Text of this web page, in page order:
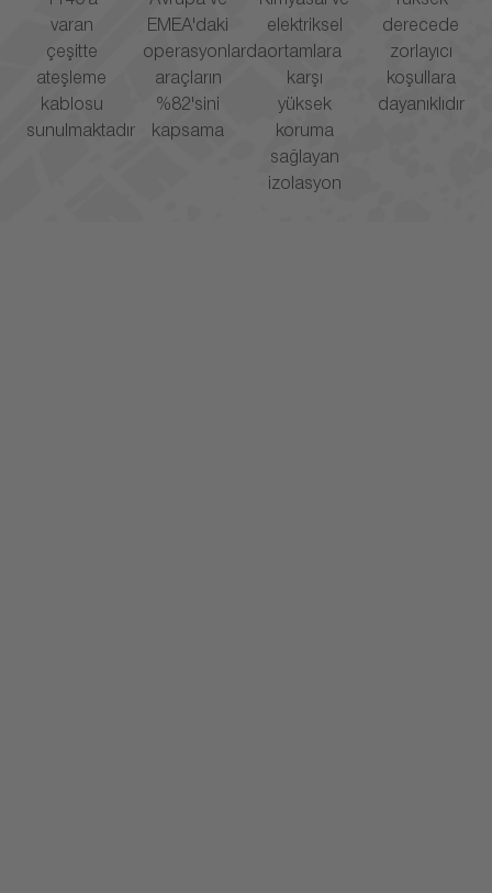
varan
çeşitte
ateşleme
kablosu
sunulmaktadır
EMEA'daki
operasyonlarda
araçların
%82'sini
kapsama
elektriksel
ortamlara
karşı
yüksek
koruma
sağlayan
izolasyon
derecede
zorlayıcı
koşullara
dayanıklıdır